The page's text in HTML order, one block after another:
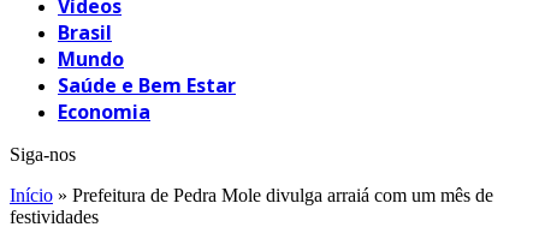
Vídeos
Brasil
Mundo
Saúde e Bem Estar
Economia
Siga-nos
Início » Prefeitura de Pedra Mole divulga arraiá com um mês de
festividades